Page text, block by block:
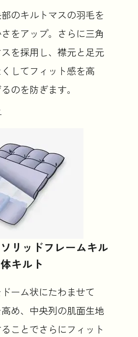
のキルトマスの羽毛を
をアップ。さらに三角
を採用し、襟元と足元
してフィット感を高
のを防ぎます。
リッドフレームキル
キルト
ーム状にたわませて
め、中央列の肌面生地
ことでさらにフィット